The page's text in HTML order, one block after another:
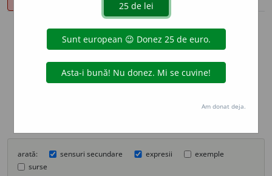
info
Aceste definiții sunt compilate de
echipa dexonline. Definițiile
originale se află pe filadefiniții.
Puteți reordona filele pe pagina de
arată: sensuri secundare expresii
exemple
surse
Am donat deja.